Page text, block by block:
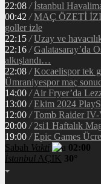
22:08 / İstanbul
00:42 / MAÇ ÖZETİ
goller izle
22:15 / Uzay ve
22:16 / Galatasaray’da
alkışlandı…
22:08 / Kocaelispor tek
Ümraniyespor maç
14:00 / Air Fryer’da
13:00 / Ekim 2024
12:00 / Tomb Raider
20:00 / 2si1 Haftalık
19:00 / Epic Games
Sabah Vakti
02:00
İstanbul AÇIK 30°